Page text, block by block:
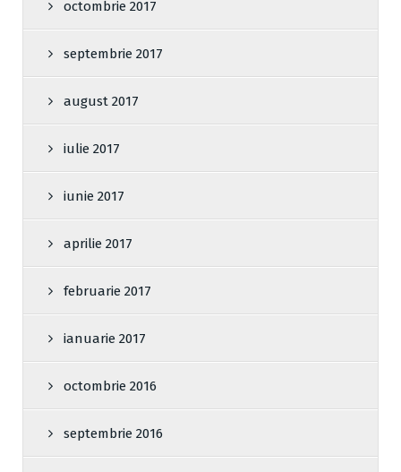
octombrie 2017
septembrie 2017
august 2017
iulie 2017
iunie 2017
aprilie 2017
februarie 2017
ianuarie 2017
octombrie 2016
septembrie 2016